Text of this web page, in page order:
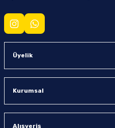
Üyelik
Kurumsal
Alışveriş